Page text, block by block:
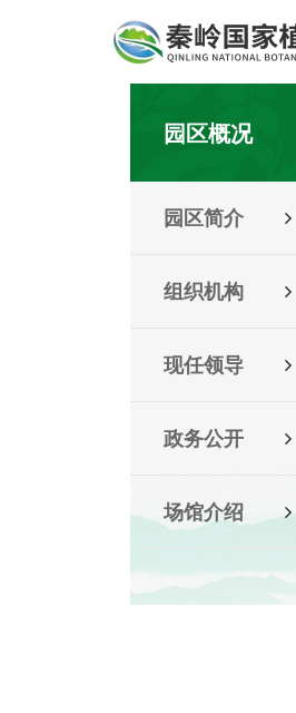
园区概况
园区简介
组织机构
现任领导
政务公开
场馆介绍